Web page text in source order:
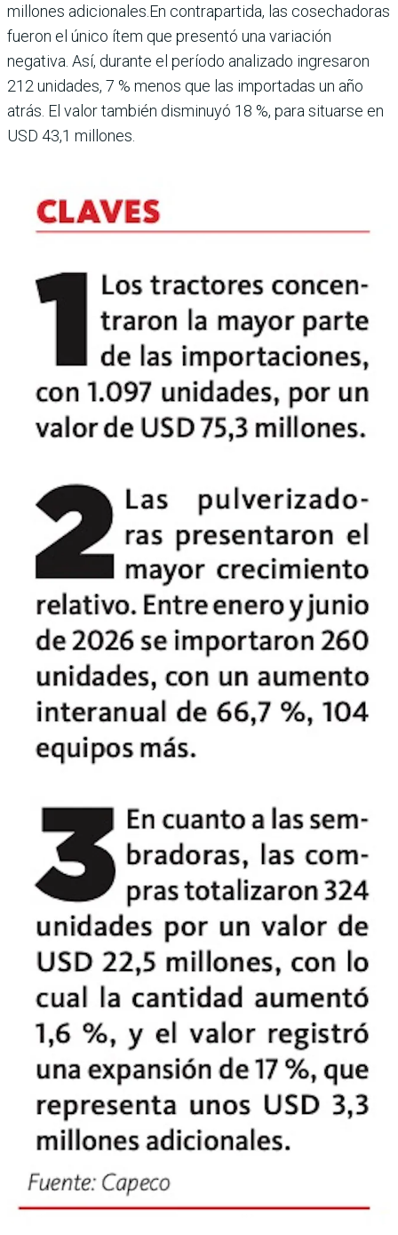
millones adi­cionales.En contrapartida, las cosechadoras
fueron el único ítem que presentó una variación
negativa. Así, durante el período anali­zado ingresaron
212 uni­dades, 7 % menos que las importadas un año
atrás. El valor también disminuyó 18 %, para situarse en
USD 43,1 millones.